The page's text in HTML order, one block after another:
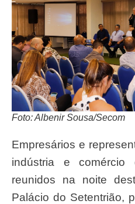
Foto: Albenir Sousa/Secom
Empresários e
indústria e comércio
reunidos na noite
Palácio do Setentrião,